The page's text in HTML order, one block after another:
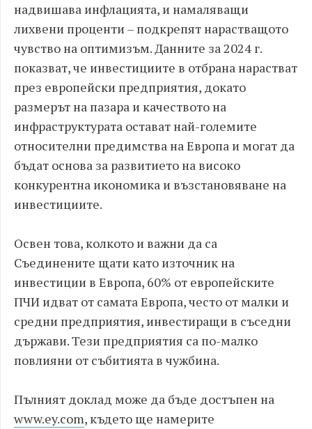
надвишава инфлацията, и намаляващи
лихвени проценти – подкрепят нарастващото
чувство на оптимизъм. Данните за 2024 г.
показват, че инвестициите в отбрана нарастват
през европейски предприятия, докато
размерът на пазара и качеството на
инфраструктурата остават най-големите
относителни предимства на Европа и могат да
бъдат основа за развитието на високо
конкурентна икономика и възстановяване на
инвестициите.
Освен това, колкото и важни да са
Съединените щати като източник на
инвестиции в Европа, 60% от европейските
ПЧИ идват от самата Европа, често от малки и
средни предприятия, инвестиращи в съседни
държави. Тези предприятия са по-малко
повлияни от събитията в чужбина.
Пълният доклад може да бъде достъпен на
www.ey.com, където ще намерите